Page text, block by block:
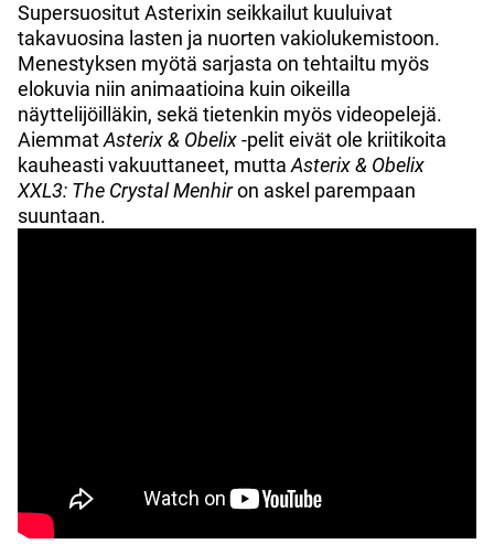
Supersuositut Asterixin seikkailut kuuluivat
takavuosina lasten ja nuorten vakiolukemistoon.
Menestyksen myötä sarjasta on tehtailtu myös
elokuvia niin animaatioina kuin oikeilla
näyttelijöilläkin, sekä tietenkin myös videopelejä.
AiemmatAsterix & Obelix-pelit eivät ole kriitikoita
kauheasti vakuuttaneet, muttaAsterix & Obelix
XXL3: The Crystal Menhiron askel parempaan
suuntaan.